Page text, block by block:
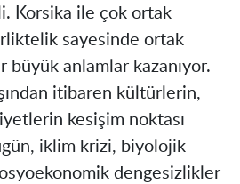
Korsika ile çok ortak
sayesinde ortak
büyük anlamlar kazanıyor.
itibaren kültürlerin,
kesişim noktası
iklim krizi, biyolojik
dengesizlikler